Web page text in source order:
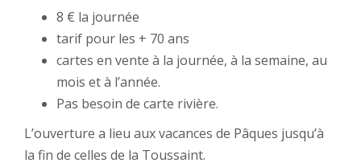
8 € la journée
tarif pour les + 70 ans
cartes en vente à la journée, à la semaine, au
mois et à l’année.
Pas besoin de carte rivière.
L’ouverture a lieu aux vacances de Pâques jusqu’à
la fin de celles de la Toussaint.